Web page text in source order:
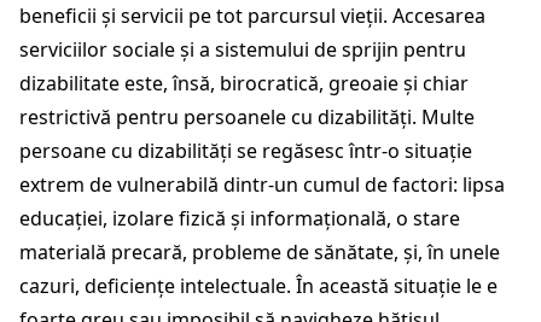
beneficii și servicii pe tot parcursul vieții. Accesarea
serviciilor sociale și a sistemului de sprijin pentru
dizabilitate este, însă, birocratică, greoaie și chiar
restrictivă pentru persoanele cu dizabilități. Multe
persoane cu dizabilități se regăsesc într-o situație
extrem de vulnerabilă dintr-un cumul de factori: lipsa
educației, izolare fizică și informațională, o stare
materială precară, probleme de sănătate, și, în unele
cazuri, deficiențe intelectuale. În această situație le e